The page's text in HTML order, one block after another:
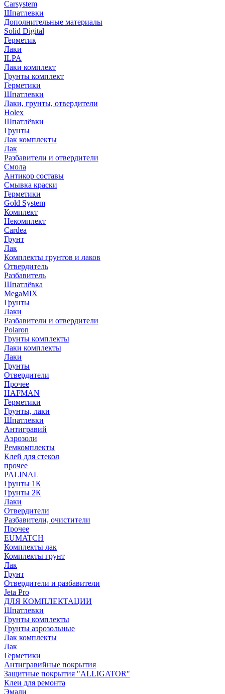
Carsystem
Шпатлевки
Дополнительные материалы
Solid Digital
Герметик
Лаки
ILPA
Лаки комплект
Грунты комплект
Герметики
Шпатлевки
Лаки, грунты, отвердители
Holex
Шпатлёвки
Грунты
Лак комплекты
Лак
Разбавители и отвердители
Смола
Антикор составы
Смывка краски
Герметики
Gold System
Комплект
Некомплект
Cardea
Грунт
Лак
Комплекты грунтов и лаков
Отвердитель
Разбавитель
Шпатлёвка
MegaMIX
Грунты
Лаки
Разбавители и отвердители
Polaron
Грунты комплекты
Лаки комплекты
Лаки
Грунты
Отвердители
Прочее
HAFMAN
Герметики
Грунты, лаки
Шпатлевки
Антигравий
Аэрозоли
Ремкомплекты
Клей для стекол
прочее
PALINAL
Грунты 1К
Грунты 2К
Лаки
Отвердители
Разбавители, очистители
Прочее
EUMATCH
Комплекты лак
Комплекты грунт
Лак
Грунт
Отвердители и разбавители
Jeta Pro
ДЛЯ КОМПЛЕКТАЦИИ
Шпатлевки
Грунты комплекты
Грунты аэрозольные
Лак комплекты
Лак
Герметики
Антигравийные покрытия
Защитные покрытия "ALLIGATOR"
Клеи для ремонта
Эмали